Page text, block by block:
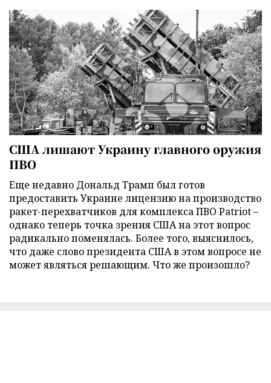
США лишают Украину главного оружия
ПВО
Еще недавно Дональд Трамп был готов
предоставить Украине лицензию на производство
ракет-перехватчиков для комплекса ПВО Patriot –
однако теперь точка зрения США на этот вопрос
радикально поменялась. Более того, выяснилось,
что даже слово президента США в этом вопросе не
может являться решающим. Что же произошло?